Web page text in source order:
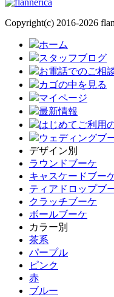
Copyright(c) 2016-2026
ホーム
スタッフブログ
お電話でのご相
カゴの中を見る
マイページ
最新情報
はじめてご利用
ウェディングブ
デザイン別
ラウンドブーケ
キャスケードブー
ティアドロップブ
クラッチブーケ
ボールブーケ
カラー別
茶系
パープル
ピンク
赤
ブルー